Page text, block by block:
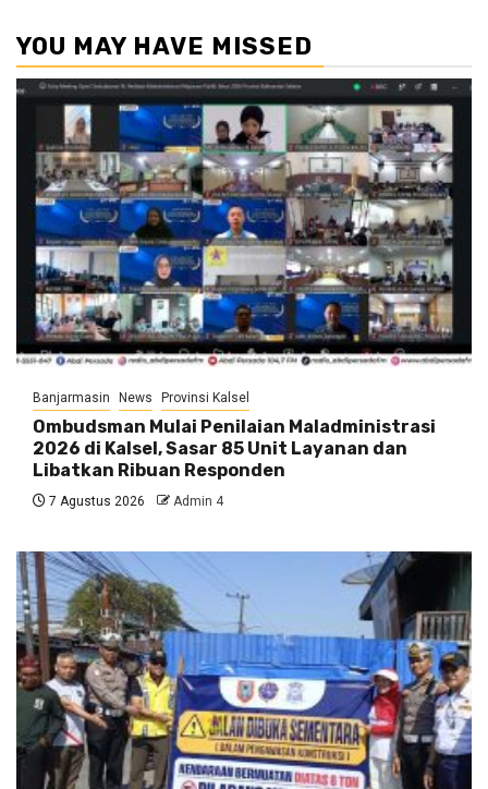
YOU MAY HAVE MISSED
Banjarmasin News Provinsi Kalsel
Ombudsman Mulai Penilaian Maladministrasi
2026 di Kalsel, Sasar 85 Unit Layanan dan
Libatkan Ribuan Responden
7 Agustus 2026 Admin 4